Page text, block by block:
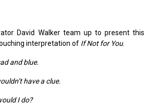
David Walker team up to present this
interpretation of If Not for You.
and blue.
have a clue.
I do?